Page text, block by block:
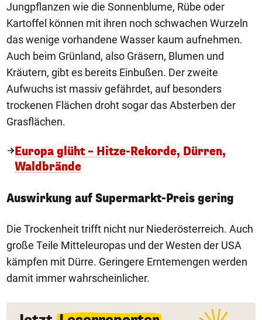
Jungpflanzen wie die Sonnenblume, Rübe oder
Kartoffel können mit ihren noch schwachen Wurzeln
das wenige vorhandene Wasser kaum aufnehmen.
Auch beim Grünland, also Gräsern, Blumen und
Kräutern, gibt es bereits Einbußen. Der zweite
Aufwuchs ist massiv gefährdet, auf besonders
trockenen Flächen droht sogar das Absterben der
Grasflächen.
Europa glüht – Hitze-Rekorde, Dürren,
Waldbrände
Auswirkung auf Supermarkt-Preis gering
Die Trockenheit trifft nicht nur Niederösterreich. Auch
große Teile Mitteleuropas und der Westen der USA
kämpfen mit Dürre. Geringere Erntemengen werden
damit immer wahrscheinlicher.